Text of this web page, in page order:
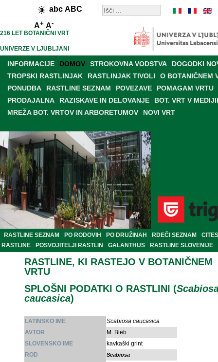
abc ABC
A+ A-
216 LET BOTANIČNI VRT
UNIVERZE V LJUBLJANI
INFORMACIJE DOMOV STROKOVNA VODSTVA
DOGODKI
TROPSKI RASTLINJAK
RASTLINJAK TIVOLI
O BOTANIČNEM
PONUDBA
RASTLINE SEZNAM POVEZAVE
POMAGAM VRTU
PRODAJALNA
RAZISKAVE IN DELOVANJE
BOT. VRT V
MREŽA BOT. VRTOV IN ARBORETUMOV
NOVI VRT
RASTLINE SEZNAM PO RODOVIH PO DRUŽINAH RDEČI SEZNAM
CITES
RASTLINE
POSVOJITELJI RASTLIN GALANTHUS RASTLINE SLOVENIJE
RASTLINE, KI RASTEJO V BOTANIČNEM
VRTU
SPLOŠNI PODATKI O RASTLINI (
caucasica)
LATINSKO IME
Scabiosa caucasica
AVTOR
M. Bieb.
SLOVENSKO IME
kavkaški grint
ROD
Scabiosa